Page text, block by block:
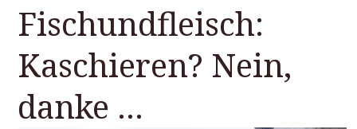
Fischundfleisch:
Kaschieren? Nein,
danke …